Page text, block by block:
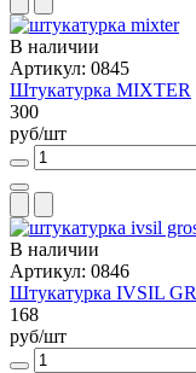
В наличии
Артикул: 0845
Штукатурка MIXTER
300
руб/шт
В наличии
Артикул: 0846
Штукатурка IVSIL
168
руб/шт